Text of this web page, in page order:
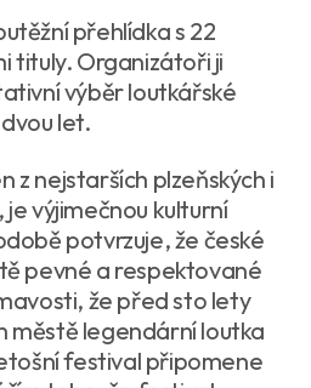
přehlídka s 22
tituly. Organizátoři ji
výběr loutkářské
let.
z nejstarších plzeňských i
výjimečnou kulturní
potvrzuje, že české
pevné a respektované
že před sto lety
městě legendární loutka
festival připomene